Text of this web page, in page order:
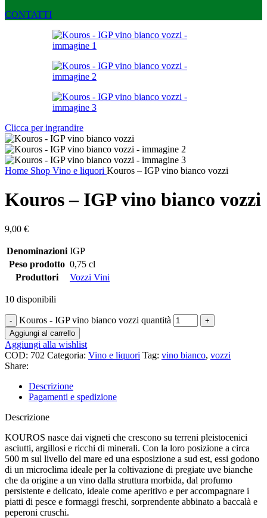
CONTATTI
Clicca per ingrandire
Home Shop Vino e liquori Kouros – IGP vino bianco vozzi
Kouros – IGP vino bianco vozzi
9,00 €
Denominazioni IGP
Peso prodotto 0,75 cl
Produttori
Vozzi Vini
10 disponibili
Kouros - IGP vino bianco vozzi quantità
Aggiungi al carrello
Aggiungi alla wishlist
COD: 702 Categoria: Vino e liquori Tag: vino bianco, vozzi
Share:
Descrizione
Pagamenti e spedizione
Descrizione
KOUROS nasce dai vigneti che crescono su terreni pleistocenici
asciutti, argillosi e ricchi di minerali. Con la loro posizione a circa
500 m sul livello del mare ed una esposizione a sud est, essi godono
di un microclima ideale per la coltivazione di pregiate uve bianche
che da origine a un vino dalla struttura morbida, dal profumo
persistente e delicato, ideale come aperitivo e per accompagnare i
piatti di pesce e formaggi freschi, sorprendente abbinato a baccalà e
peperoni cruschi.